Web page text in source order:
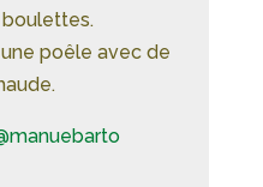
poêle avec de